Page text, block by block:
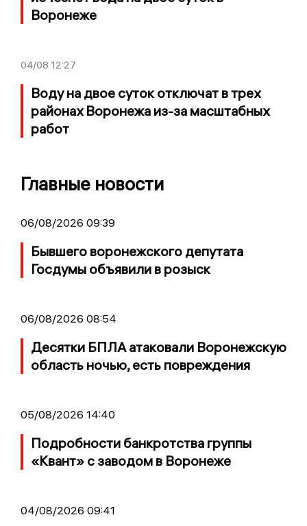
Воронеже
04/08 12:27
Воду на двое суток отключат в трех
районах Воронежа из-за масштабных
работ
Главные новости
06/08/2026 09:39
Бывшего воронежского депутата
Госдумы объявили в розыск
06/08/2026 08:54
Десятки БПЛА атаковали Воронежскую
область ночью, есть повреждения
05/08/2026 14:40
Подробности банкротства группы
«Квант» с заводом в Воронеже
04/08/2026 09:41